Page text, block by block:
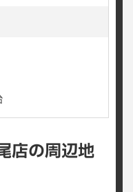
店の周辺地